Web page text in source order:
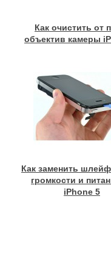
Как очистить от
объектив камеры
Как заменить
громкости и
iPhone 5